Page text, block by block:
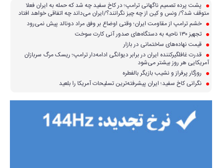
پشت پرده تصمیم ناگهانی ترامپ؛ در کاخ سفید چه شد که حمله به ایران فعلا
متوقف شد؟/ ونس و کین از چه چیز نگرانند؟/ایران می‌داند چه اتفاقی خواهد افتاد
خشم ترامپ از مقاومت ایران؛ وقتی اوضاع بر وفق مراد دونالد پیش نمی‌رود
تجهیز ۱۳۰ ناحیه به دستگاه‌های صدور آنی کارت سوخت
قیمت نهاده‌های ساختمانی در بازار
قدرت غافلگیرکننده ایران در برابر دیوانگی ادامه‌دار ترامپ؛ ریسک مرگ سربازان
آمریکایی هر روز بیشتر می‌شود
روزگار پرفراز و نشیب بازیگر بالفطره
نگرانی کاخ سفید؛ ایران پیشرفته‌ترین تسلیحات آمریکا را بلعید